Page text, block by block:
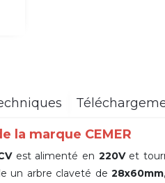
la marque CEMER
est alimenté en 220Vet
un arbre claveté de28x60mm,